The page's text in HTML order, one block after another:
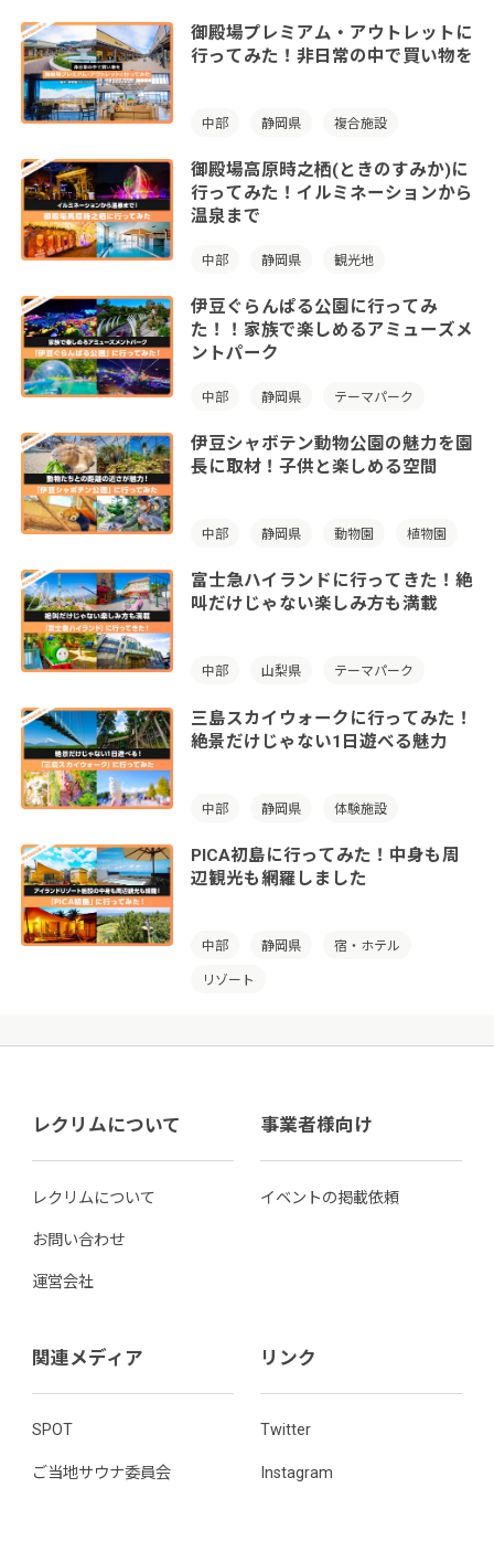
御殿場プレミアム・アウトレットに
行ってみた！非日常の中で買い物を
中部 静岡県 複合施設
御殿場高原時之栖(ときのすみか)に
行ってみた！イルミネーションから
温泉まで
中部 静岡県 観光地
伊豆ぐらんぱる公園に行ってみ
た！！家族で楽しめるアミューズメ
ントパーク
中部 静岡県 テーマパーク
伊豆シャボテン動物公園の魅力を園
長に取材！子供と楽しめる空間
中部 静岡県 動物園 植物園
富士急ハイランドに行ってきた！絶
叫だけじゃない楽しみ方も満載
中部 山梨県 テーマパーク
三島スカイウォークに行ってみた！
絶景だけじゃない1日遊べる魅力
中部 静岡県 体験施設
PICA初島に行ってみた！中身も周
辺観光も網羅しました
中部 静岡県 宿・ホテル
リゾート
レクリムについて
レクリムについて
お問い合わせ
運営会社
事業者様向け
イベントの掲載依頼
関連メディア
SPOT
ご当地サウナ委員会
リンク
Twitter
Instagram